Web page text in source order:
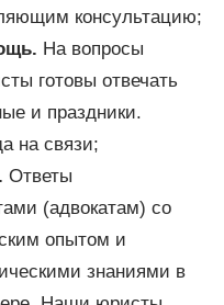
консультацию;
На вопросы
готовы отвечать
и праздники.
на связи;
Ответы
(адвокатам) со
опытом и
знаниями в